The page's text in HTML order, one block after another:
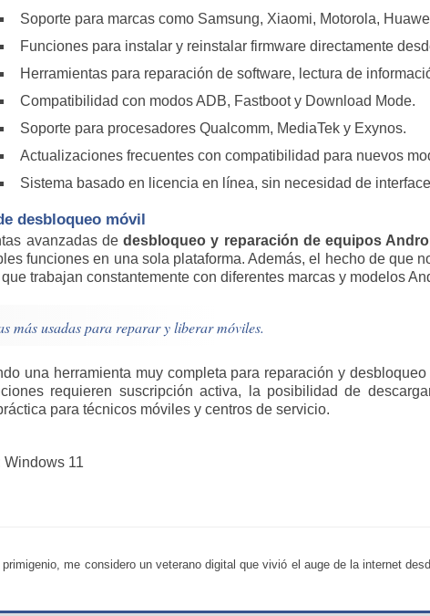
Soporte para marcas como Samsung, Xiaomi, Motorola,
Funciones para instalar y reinstalar firmware directamente
Herramientas para reparación de software, lectura de
Compatibilidad con modos ADB, Fastboot y Download Mode.
Soporte para procesadores Qualcomm, MediaTek y Exynos.
Actualizaciones frecuentes con compatibilidad para nuevos
Sistema basado en licencia en línea, sin necesidad de
desbloqueo móvil
avanzadas dedesbloqueo y reparación de equipos
funciones en una sola plataforma. Además, el hecho de que
trabajan constantemente con diferentes marcas y modelos
más usadas para reparar y liberar móviles.
una herramienta muy completa para reparación y
requieren suscripción activa, la posibilidad de
para técnicos móviles y centros de servicio.
Windows 11
me considero un veterano digital que vivió el auge de la internet